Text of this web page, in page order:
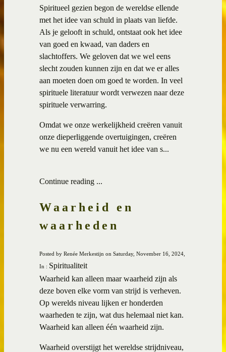
Spiritueel gezien begon de wereldse ellende
met het idee van schuld in plaats van liefde.
Als je gelooft in schuld, ontstaat ook het idee
van goed en kwaad, van daders en
slachtoffers. We geloven dat we wel eens
slecht zouden kunnen zijn en dat we er alles
aan moeten doen om goed te worden. In veel
spirituele literatuur wordt verwezen naar deze
spirituele verwarring.
Omdat we onze werkelijkheid creëren vanuit
onze dieperliggende overtuigingen, creëren
we nu een wereld vanuit het idee van s...
Continue reading ...
Waarheid en
waarheden
Posted by Renée Merkestijn on Saturday, November 16, 2024,
In : Spiritualiteit
Waarheid kan alleen maar waarheid zijn als
deze boven elke vorm van strijd is verheven.
Op werelds niveau lijken er honderden
waarheden te zijn, wat dus helemaal niet kan.
Waarheid kan alleen één waarheid zijn.
Waarheid overstijgt het wereldse strijdniveau,